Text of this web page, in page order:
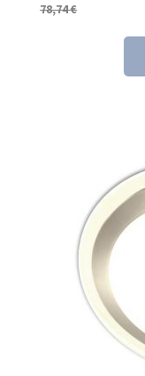
78,74€